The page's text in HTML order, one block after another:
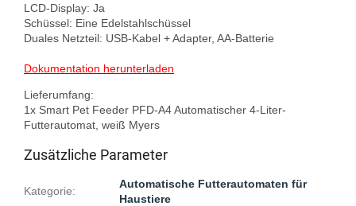
LCD-Display: Ja
Schüssel: Eine Edelstahlschüssel
Duales Netzteil: USB-Kabel + Adapter, AA-Batterie
Dokumentation herunterladen
Lieferumfang:
1x Smart Pet Feeder PFD-A4 Automatischer 4-Liter-
Zusätzliche Parameter
Kategorie:
Automatische Futterautomaten für
Haustiere